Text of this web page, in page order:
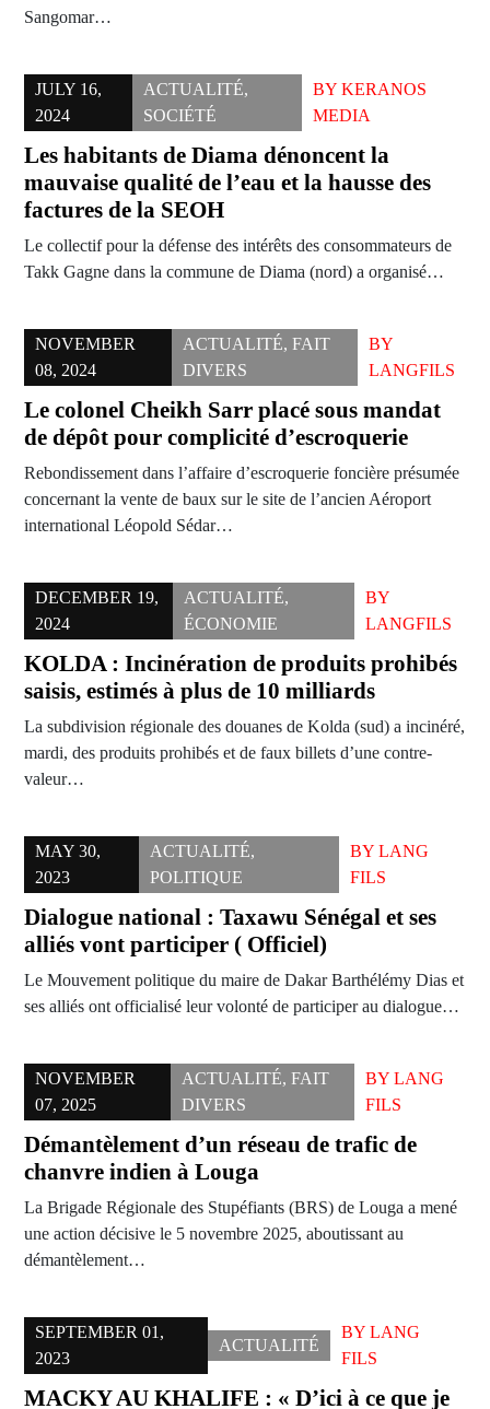
Sangomar…
JULY 16,
2024
ACTUALITÉ,
SOCIÉTÉ
BY KERANOS
MEDIA
Les habitants de Diama dénoncent la
mauvaise qualité de l’eau et la hausse des
factures de la SEOH
Le collectif pour la défense des intérêts des consommateurs de
Takk Gagne dans la commune de Diama (nord) a organisé…
NOVEMBER
08, 2024
ACTUALITÉ, FAIT
DIVERS
BY
LANGFILS
Le colonel Cheikh Sarr placé sous mandat
de dépôt pour complicité d’escroquerie
Rebondissement dans l’affaire d’escroquerie foncière présumée
concernant la vente de baux sur le site de l’ancien Aéroport
international Léopold Sédar…
DECEMBER 19,
2024
ACTUALITÉ,
ÉCONOMIE
BY
LANGFILS
KOLDA : Incinération de produits prohibés
saisis, estimés à plus de 10 milliards
La subdivision régionale des douanes de Kolda (sud) a incinéré,
mardi, des produits prohibés et de faux billets d’une contre-
valeur…
MAY 30,
2023
ACTUALITÉ,
POLITIQUE
BY LANG
FILS
Dialogue national : Taxawu Sénégal et ses
alliés vont participer ( Officiel)
Le Mouvement politique du maire de Dakar Barthélémy Dias et
ses alliés ont officialisé leur volonté de participer au dialogue…
NOVEMBER
07, 2025
ACTUALITÉ, FAIT
DIVERS
BYLANG
FILS
Démantèlement d’un réseau de trafic de
chanvre indien à Louga
La Brigade Régionale des Stupéfiants (BRS) de Louga a mené
une action décisive le 5 novembre 2025, aboutissant au
démantèlement…
SEPTEMBER 01,
2023
ACTUALITÉ
BY LANG
FILS
MACKY AU KHALIFE : « D’ici à ce que je